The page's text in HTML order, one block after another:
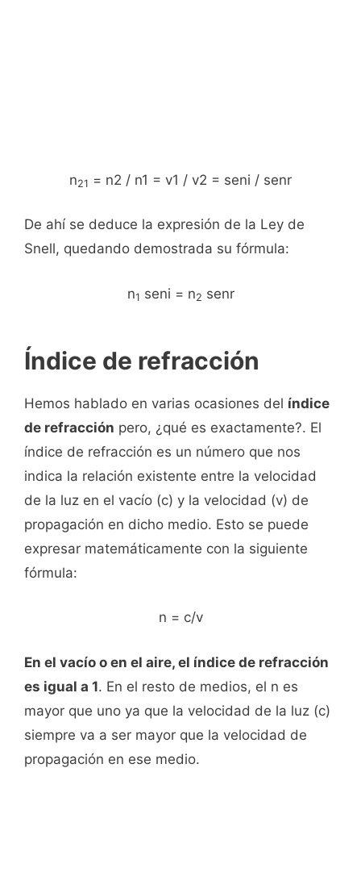
n21 = n2 / n1 = v1 / v2 = seni / senr
De ahí se deduce la expresión de la Ley de
Snell, quedando demostrada su fórmula:
n1 seni = n2 senr
Índice de refracción
Hemos hablado en varias ocasiones del índice
de refracción pero, ¿qué es exactamente?. El
índice de refracción es un número que nos
indica la relación existente entre la velocidad
de la luz en el vacío (c) y la velocidad (v) de
propagación en dicho medio. Esto se puede
expresar matemáticamente con la siguiente
fórmula:
n = c/v
En el vacío o en el aire, el índice de refracción
es igual a 1. En el resto de medios, el n es
mayor que uno ya que la velocidad de la luz (c)
siempre va a ser mayor que la velocidad de
propagación en ese medio.